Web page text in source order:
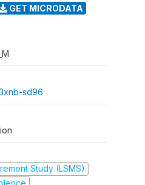
GET MICRODATA
sd96
Study (LSMS)